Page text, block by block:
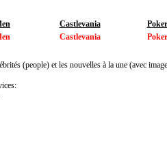
Castlevania
Castlevania
(people) et les nouvelles à la une (avec